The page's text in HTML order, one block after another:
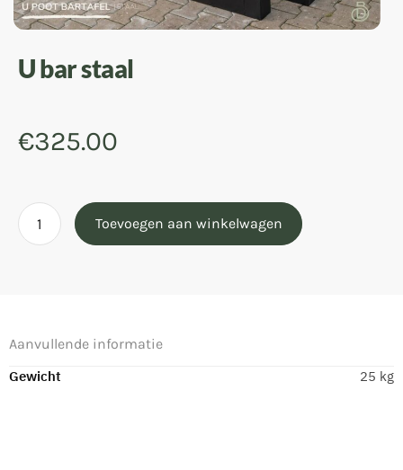
U bar staal
€325.00
Toevoegen aan winkelwagen
Aanvullende informatie
Gewicht
25 kg